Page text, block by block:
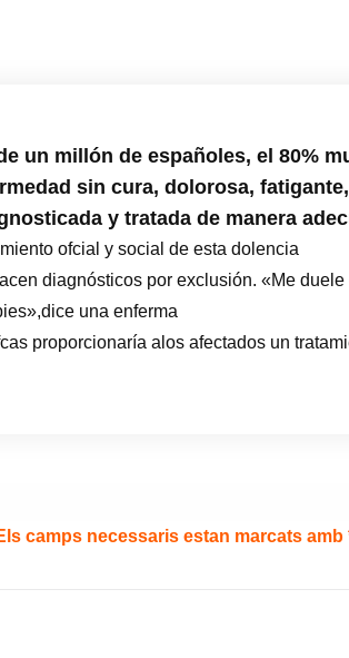
un millón de españoles, el 80%
sin cura, dolorosa, fatigante,
y tratada de manera
ofcial y social de esta dolencia
diagnósticos por exclusión. «Me duele
una enferma
proporcionaría alos afectados un
camps necessaris estan marcats amb